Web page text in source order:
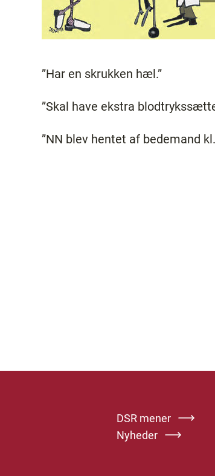
”Har en skrukken hæl.”
”Skal have ekstra
”NN blev hentet af bedemand
DSR mener
Nyheder